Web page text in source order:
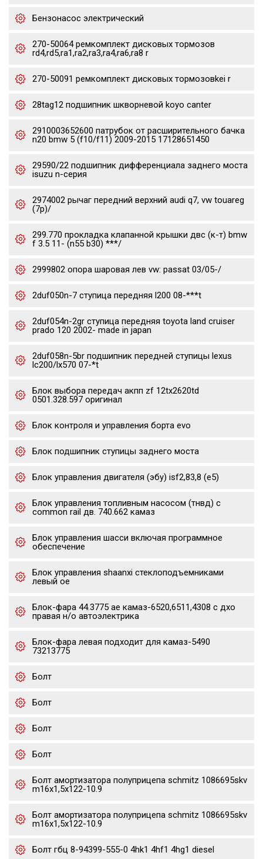
Бензонасос электрический
270-50064 ремкомплект дисковых тормозов
rd4,rd5,ra1,ra2,ra3,ra4,ra6,ra8 r
270-50091 ремкомплект дисковых тормозовkei r
28tag12 подшипник шкворневой koyo canter
2910003652600 патрубок от расширительного бачка
n20 bmw 5 (f10/f11) 2009-2015 17128651450
29590/22 подшипник дифференциала заднего моста
isuzu n-серия
2974002 рычаг передний верхний audi q7, vw touareg
(7p)/
299.770 прокладка клапанной крышки двс (к-т) bmw
f 3.5 11- (n55 b30) ***/
2999802 опора шаровая лев vw: passat 03/05-/
2duf050n-7 ступица передняя l200 08-***t
2duf054n-2gr ступица передняя toyota land cruiser
prado 120 2002- made in japan
2duf058n-5br подшипник передней ступицы lexus
lc200/lx570 07-*t
Блок выбора передач акпп zf 12tx2620td
0501.328.597 оригинал
Блок контроля и управления борта evo
Блок подшипник ступицы заднего моста
Блок управления двигателя (эбу) isf2,83,8 (е5)
Блок управления топливным насосом (тнвд) с
common rail дв. 740.662 камаз
Блок управления шасси включая программное
обеспечение
Блок управления shaanxi стеклоподъемниками
левый oe
Блок-фара 44.3775 ae камаз-6520,6511,4308 с дхо
правая н/о автоэлектрика
Блок-фара левая подходит для камаз-5490
73213775
Болт
Болт
Болт
Болт
Болт амортизатора полуприцепа schmitz 1086695skv
m16x1,5х122-10.9
Болт амортизатора полуприцепа schmitz 1086695skv
m16x1,5х122-10.9
Болт гбц 8-94399-555-0 4hk1 4hf1 4hg1 diesel